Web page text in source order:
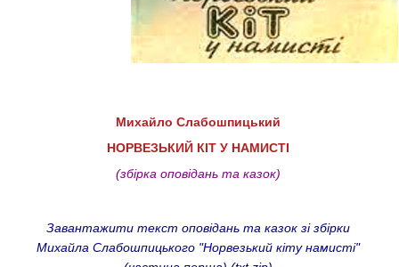
Михайло Слабошпицький
НОРВЕЗЬКИЙ КІТ У НАМИСТІ
(збірка оповідань та казок)
Завантажити текст оповідань та казок зі збірки
Михайла Слабошпицького "Норвезький кіту намисті"